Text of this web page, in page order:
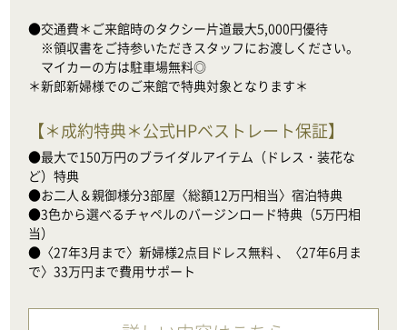
●交通費＊ご来館時のタクシー片道最大5,000円優待
※領収書をご持参いただきスタッフにお渡しください。
マイカーの方は駐車場無料◎
＊新郎新婦様でのご来館で特典対象となります＊
【＊成約特典＊公式HPベストレート保証】
●最大で150万円のブライダルアイテム（ドレス・装花な
ど）特典
●お二人＆親御様分3部屋〈総額12万円相当〉宿泊特典
●3色から選べるチャペルのバージンロード特典（5万円相
当）
●〈27年3月まで〉新婦様2点目ドレス無料 、〈27年6月ま
で〉33万円まで費用サポート